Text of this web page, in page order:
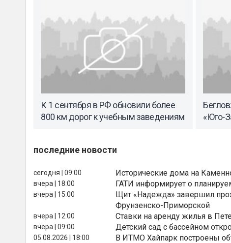
К 1 сентября в РФ обновили более
800 км дорог к учебным заведениям
«Юго-
последние новости
сегодня | 09:00 Исторические дома на
вчера | 18:00 ГАТИ информирует о
вчера | 15:00
Щит «Надежда» завершил
Фрунзенско-Приморской
вчера | 12:00 Ставки на аренду жилья в
вчера | 09:00 Детский сад с бассейном
05.08.2026 | 18:00 В ИТМО Хайпарк построены